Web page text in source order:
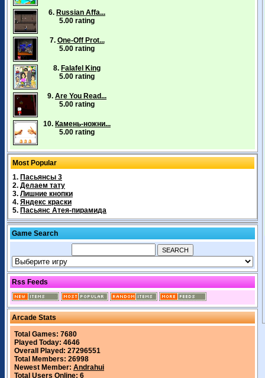
6. Russian Affa...
5.00 rating
7. One-Off Prot...
5.00 rating
8. Falafel King
5.00 rating
9. Are You Read...
5.00 rating
10. Камень-ножни...
5.00 rating
Most Popular
1. Пасьянсы 3
2. Делаем тату
3. Лишние кнопки
4. Яндекс краски
5. Пасьянс Атея-пирамида
Game Search
Rss Feeds
Arcade Stats
Total Games: 7680
Played Today: 4646
Overall Played: 27296551
Total Members: 26998
Newest Member: Andrahui
Total Users Online: 6